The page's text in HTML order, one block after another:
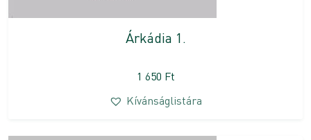
Árkádia 1.
1 650 Ft
Kívánságlistára